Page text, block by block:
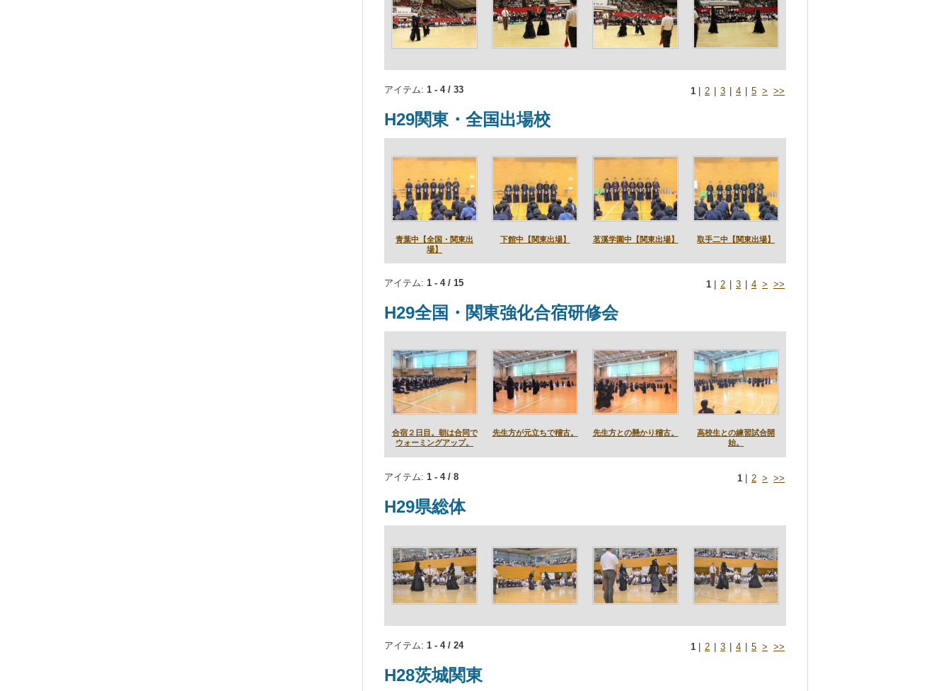
アイテム: 1 - 4 / 33 1 2 3 4 5 > >>
H29関東・全国出場校
青葉中【全国・関東出
場】
下館中【関東出場】 茗溪学園中【関東出場】 取手二中【関東出場】
アイテム: 1 - 4 / 15 1 2 3 4 > >>
H29全国・関東強化合宿研修会
合宿２日目。朝は合同で
ウォーミングアップ。
先生方が元立ちで稽古。 先生方との懸かり稽古。
高校生との練習試合開
始。
アイテム: 1 - 4 / 8 1 2 > >>
H29県総体
アイテム: 1 - 4 / 24 1 2 3 4 5 > >>
H28茨城関東